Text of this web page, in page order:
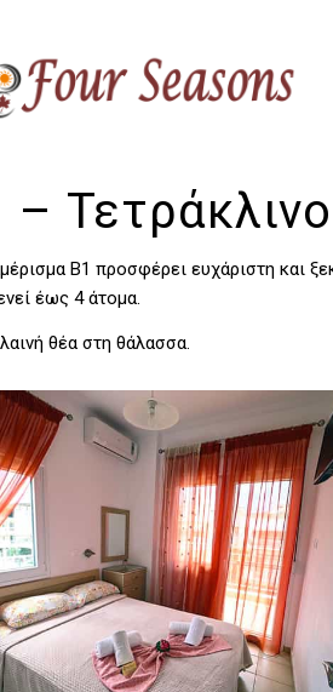
– Τετράκλινο
B1 προσφέρει ευχάριστη και
έως 4 άτομα.
θέα στη θάλασσα.